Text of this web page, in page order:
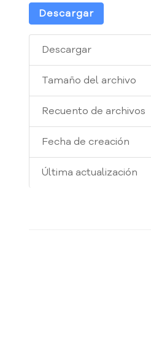
Descargar
Descargar
Tamaño del archivo
Recuento de archivos
Fecha de creación
Última actualización